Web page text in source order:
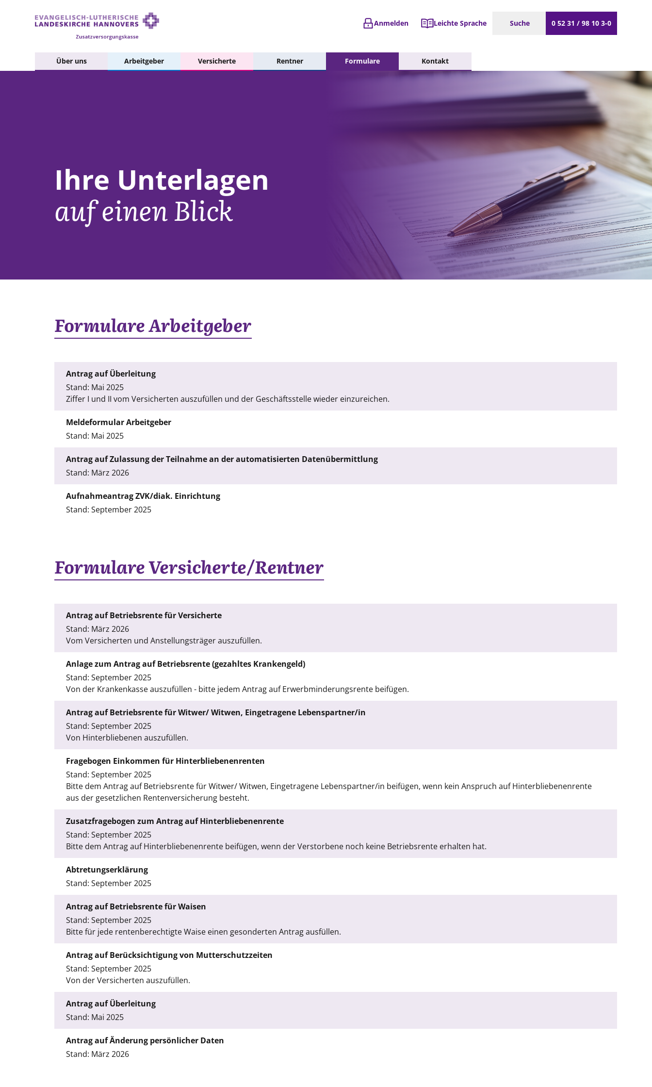
Anmelden Leichte Sprache Suche
Suchfeld öffnen
0 52 31 / 98 10 3-0
Über uns Arbeitgeber Versicherte Rentner Formulare Kontakt
Ihre Unterlagen
auf einen Blick
Formulare Arbeitgeber
Antrag auf Überleitung
Stand: Mai 2025
Ziffer I und II vom Versicherten auszufüllen und der Geschäftsstelle wieder einzureichen.
Meldeformular Arbeitgeber
Stand: Mai 2025
Antrag auf Zulassung der Teilnahme an der automatisierten Datenübermittlung
Stand: März 2026
Aufnahmeantrag ZVK/diak. Einrichtung
Stand: September 2025
Formulare Versicherte/Rentner
Antrag auf Betriebsrente für Versicherte
Stand: März 2026
Vom Versicherten und Anstellungsträger auszufüllen.
Anlage zum Antrag auf Betriebsrente (gezahltes Krankengeld)
Stand: September 2025
Von der Krankenkasse auszufüllen - bitte jedem Antrag auf Erwerbminderungsrente beifügen.
Antrag auf Betriebsrente für Witwer/ Witwen, Eingetragene Lebenspartner/in
Stand: September 2025
Von Hinterbliebenen auszufüllen.
Fragebogen Einkommen für Hinterbliebenenrenten
Stand: September 2025
Bitte dem Antrag auf Betriebsrente für Witwer/ Witwen, Eingetragene Lebenspartner/in beifügen, wenn kein Anspruch auf Hinterbliebenenrente
aus der gesetzlichen Rentenversicherung besteht.
Zusatzfragebogen zum Antrag auf Hinterbliebenenrente
Stand: September 2025
Bitte dem Antrag auf Hinterbliebenenrente beifügen, wenn der Verstorbene noch keine Betriebsrente erhalten hat.
Abtretungserklärung
Stand: September 2025
Antrag auf Betriebsrente für Waisen
Stand: September 2025
Bitte für jede rentenberechtigte Waise einen gesonderten Antrag ausfüllen.
Antrag auf Berücksichtigung von Mutterschutzzeiten
Stand: September 2025
Von der Versicherten auszufüllen.
Antrag auf Überleitung
Stand: Mai 2025
Antrag auf Änderung persönlicher Daten
Stand: März 2026